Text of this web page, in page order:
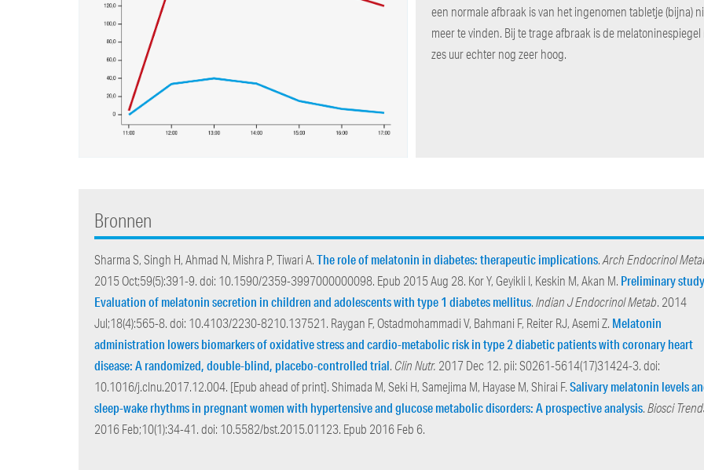
een normale afbraak is van het ingenomen tabletje (bijna)
meer te vinden. Bij te trage afbraak is de melatoninespiegel
zes uur echter nog zeer hoog.
Bronnen
Sharma S, Singh H, Ahmad N, Mishra P, Tiwari A.The role of melatonin in diabetes: therapeutic implications.Arch Endocrinol
2015 Oct;59(5):391-9. doi: 10.1590/2359-3997000000098. Epub 2015 Aug 28. Kor Y, Geyikli I, Keskin M, Akan M. Preliminary
Evaluation of melatonin secretion in children and adolescents with type 1 diabetes mellitus.Indian J Endocrinol Metab. 2014
Jul;18(4):565-8. doi: 10.4103/2230-8210.137521. Raygan F, Ostadmohammadi V, Bahmani F, Reiter RJ, Asemi Z. Melatonin
administration lowers biomarkers of oxidative stress and cardio-metabolic risk in type 2 diabetic patients with coronary heart
disease: A randomized, double-blind, placebo-controlled trial. Clin Nutr. 2017 Dec 12. pii: S0261-5614(17)31424-3. doi:
10.1016/j.clnu.2017.12.004. [Epub ahead of print]. Shimada M, Seki H, Samejima M, Hayase M, Shirai F.Salivary melatonin levels
sleep-wake rhythms in pregnant women with hypertensive and glucose metabolic disorders: A prospective analysis.Biosci
2016 Feb;10(1):34-41. doi: 10.5582/bst.2015.01123. Epub 2016 Feb 6.